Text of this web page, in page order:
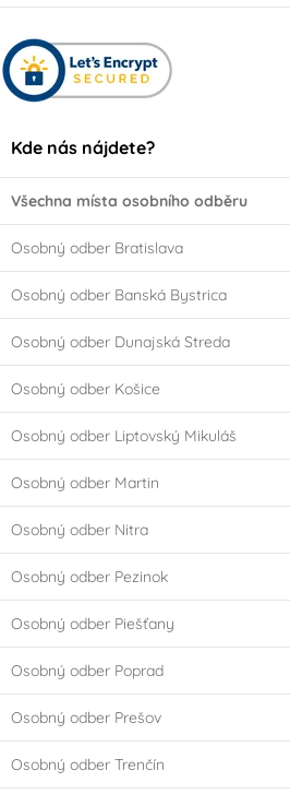
Kde nás nájdete?
Všechna místa osobního odběru
Osobný odber Bratislava
Osobný odber Banská Bystrica
Osobný odber Dunajská Streda
Osobný odber Košice
Osobný odber Liptovský Mikuláš
Osobný odber Martin
Osobný odber Nitra
Osobný odber Pezinok
Osobný odber Piešťany
Osobný odber Poprad
Osobný odber Prešov
Osobný odber Trenčín